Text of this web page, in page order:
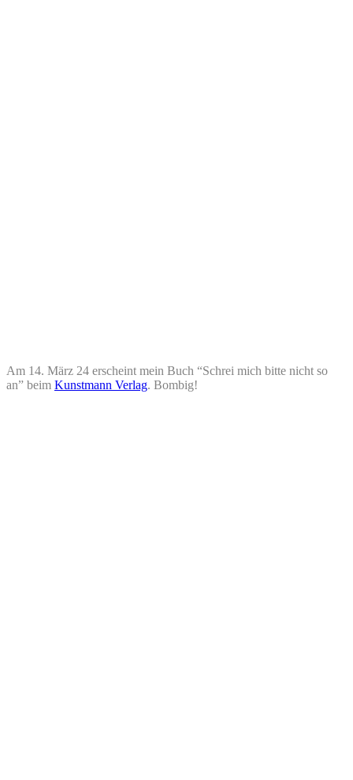
Am 14. März 24 erscheint mein Buch “Schrei mich bitte nicht so
an” beim Kunstmann Verlag. Bombig!